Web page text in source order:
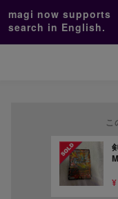
magi now supports
search in English.
こ
¥